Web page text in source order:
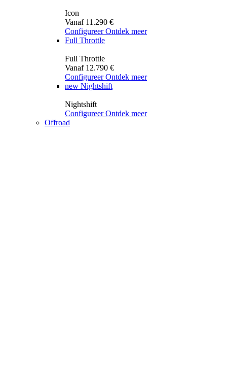
Icon
Vanaf 11.290 €
Configureer Ontdek meer
Full Throttle
Full Throttle
Vanaf 12.790 €
Configureer Ontdek meer
new Nightshift
Nightshift
Configureer Ontdek meer
Offroad